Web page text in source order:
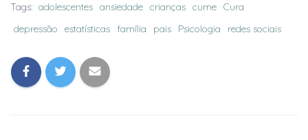
Tags: adolescentes ansiedade crianças cume Cura
depressão
estatísticas família pais Psicologia redes sociais